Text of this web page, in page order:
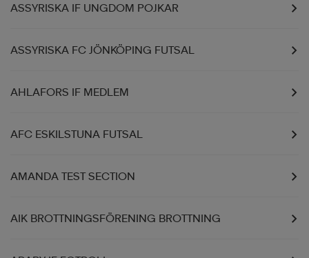
ASSYRISKA IF UNGDOM POJKAR
ASSYRISKA FC JÖNKÖPING FUTSAL
AHLAFORS IF MEDLEM
AFC ESKILSTUNA FUTSAL
AMANDA TEST SECTION
AIK BROTTNINGSFÖRENING BROTTNING